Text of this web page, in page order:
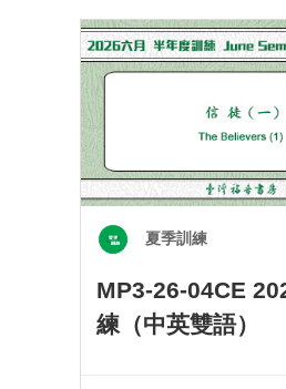
夏季訓練
MP3-26-04CE
練（中英雙語）